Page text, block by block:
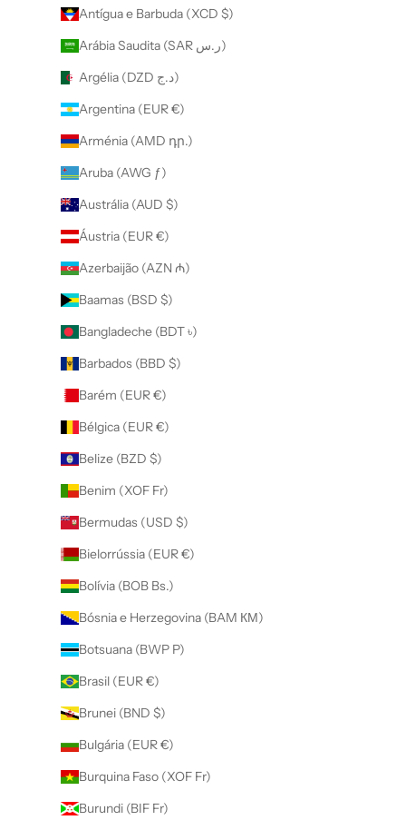
Antígua e Barbuda (XCD $)
Arábia Saudita (SAR ر.س)
Argélia (DZD د.ج)
Argentina (EUR €)
Arménia (AMD դր.)
Aruba (AWG ƒ)
Austrália (AUD $)
Áustria (EUR €)
Azerbaijão (AZN ₼)
Baamas (BSD $)
Bangladeche (BDT ৳)
Barbados (BBD $)
Barém (EUR €)
Bélgica (EUR €)
Belize (BZD $)
Benim (XOF Fr)
Bermudas (USD $)
Bielorrússia (EUR €)
Bolívia (BOB Bs.)
Bósnia e Herzegovina (BAM КМ)
Botsuana (BWP P)
Brasil (EUR €)
Brunei (BND $)
Bulgária (EUR €)
Burquina Faso (XOF Fr)
Burundi (BIF Fr)